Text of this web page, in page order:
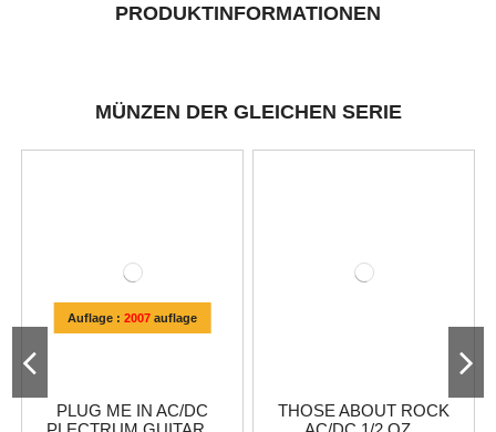
PRODUKTINFORMATIONEN
MÜNZEN DER GLEICHEN SERIE
Auflage : 2007auflage
PLUG ME IN AC/DC
THOSE ABOUT ROCK